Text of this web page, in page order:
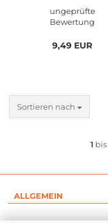
ungeprüfte
Bewertung
9,49 EUR
Sortieren nach
1 bis
ALLGEMEIN